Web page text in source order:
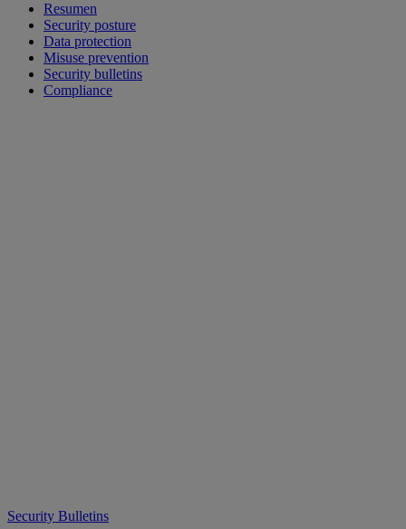
Resumen
Security posture
Data protection
Misuse prevention
Security bulletins
Compliance
Security Bulletins